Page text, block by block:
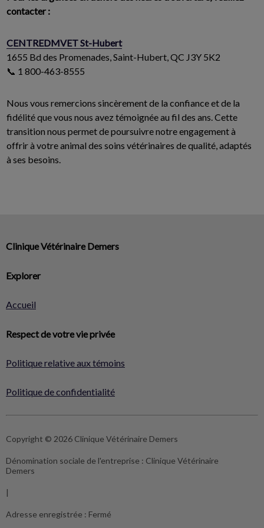
contacter :
CENTREDMVET St-Hubert
1655 Bd des Promenades, Saint-Hubert, QC J3Y 5K2
📞 1 800-463-8555
Nous vous remercions sincèrement de la confiance et de la
fidélité que vous nous avez témoignée au fil des ans. Cette
transition nous permet de poursuivre notre engagement à
offrir à votre animal des soins vétérinaires de qualité, adaptés
à ses besoins.
Explorer
Accueil
Respect de votre vie privée
Politique relative aux témoins
Politique de confidentialité
Clinique Vétérinaire Demers
Copyright © 2026 Clinique Vétérinaire Demers
Dénomination sociale de l'entreprise : Clinique Vétérinaire
Demers
|
Adresse enregistrée : Fermé